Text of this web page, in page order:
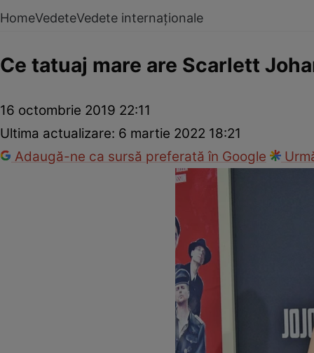
HomeVedeteVedete internaționale
Ce tatuaj mare are Scarlett
16 octombrie 2019 22:11
Ultima actualizare: 6 martie 2022 18:21
Adaugă-ne ca sursă preferată în Google